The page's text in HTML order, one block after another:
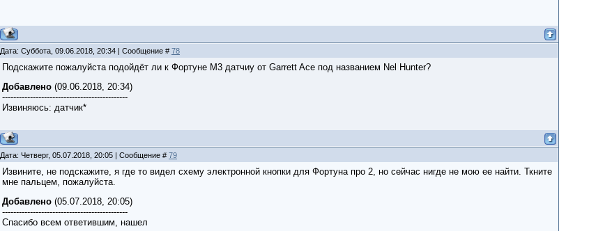
Дата: Суббота, 09.06.2018, 20:34 | Сообщение # 78
Подскажите пожалуйста подойдёт ли к Фортуне М3 датчиу от Garrett Ace под названием Nel Hunter?
Добавлено(09.06.2018, 20:34)
---------------------------------------------
Извиняюсь: датчик*
Дата: Четверг, 05.07.2018, 20:05 | Сообщение # 79
Извините, не подскажите, я где то видел схему электронной кнопки для Фортуна про 2, но сейчас нигде не мою ее найти. Ткните
мне пальцем, пожалуйста.
Добавлено(05.07.2018, 20:05)
---------------------------------------------
Спасибо всем ответившим, нашел